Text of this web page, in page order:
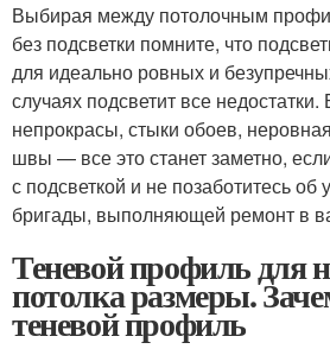
Выбирая между потолочным
без подсветки помните, что
для идеально ровных и
случаях подсветит все недостатки.
непрокрасы, стыки обоев,
швы — все это станет заметно,
с подсветкой и не позаботитесь об
бригады, выполняющей ремонт в
Теневой профиль для
потолка размеры.
теневой профиль